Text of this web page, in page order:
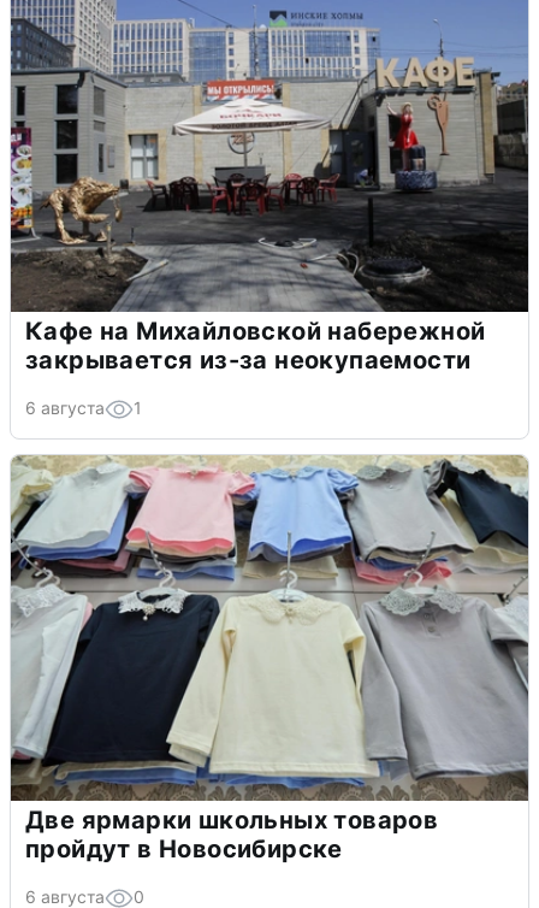
Кафе на Михайловской набережной
закрывается из-за неокупаемости
6 августа 1
Две ярмарки школьных товаров
пройдут в Новосибирске
6 августа 0